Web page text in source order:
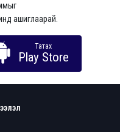
ашиглаарай.
Татах
Play Store